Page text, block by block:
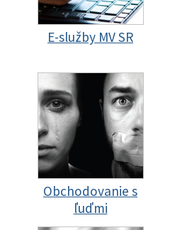
E-služby MV SR
Obchodovanie s
ľuďmi